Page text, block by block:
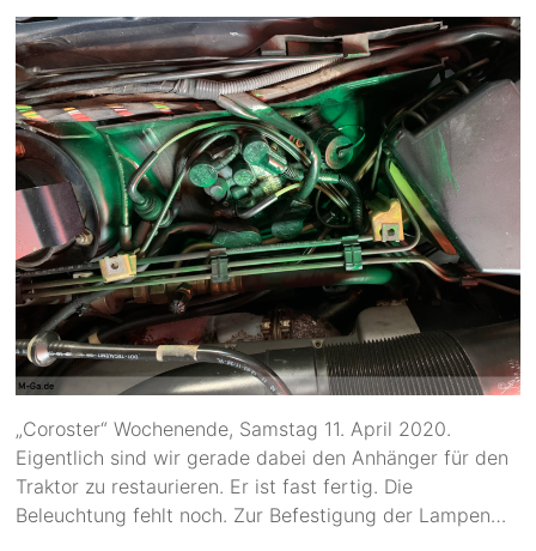
„Coroster“ Wochenende, Samstag 11. April 2020.
Eigentlich sind wir gerade dabei den Anhänger für den
Traktor zu restaurieren. Er ist fast fertig. Die
Beleuchtung fehlt noch. Zur Befestigung der Lampen…